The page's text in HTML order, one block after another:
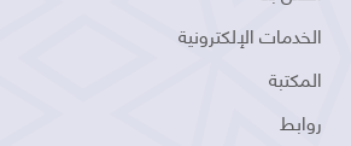
الخدمات الإلكترونية
المكتبة
روابط